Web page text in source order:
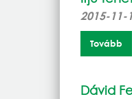
2015-11-
Tovább
Dávid